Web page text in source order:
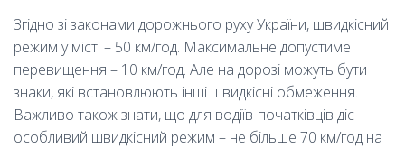
Згідно зі законами дорожнього руху України, швидкісний
режим у місті – 50 км/год. Максимальне допустиме
перевищення – 10 км/год. Але на дорозі можуть бути
знаки, які встановлюють інші швидкісні обмеження.
Важливо також знати, що для водіїв-початківців діє
особливий швидкісний режим – не більше 70 км/год на